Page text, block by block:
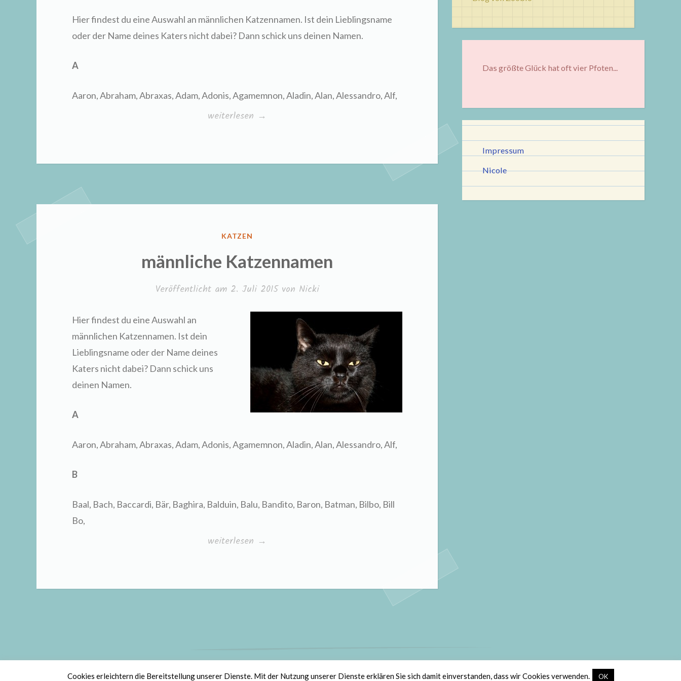
Hier findest du eine Auswahl an männlichen Katzennamen. Ist dein Lieblingsname
oder der Name deines Katers nicht dabei? Dann schick uns deinen Namen.
A
Aaron, Abraham, Abraxas, Adam, Adonis, Agamemnon, Aladin, Alan, Alessandro, Alf,
„männliche
weiterlesen →
VERÖFFENTLICHT
KATZEN
männliche Katzennamen
Veröffentlicht am 2. Juli 2015von Nicki
Hier findest du eine Auswahl an
männlichen Katzennamen. Ist dein
Lieblingsname oder der Name deines
Katers nicht dabei? Dann schick uns
deinen Namen.
A
Aaron, Abraham, Abraxas, Adam, Adonis, Agamemnon, Aladin, Alan, Alessandro, Alf,
B
Baal, Bach, Baccardi, Bär, Baghira, Balduin, Balu, Bandito, Baron, Batman, Bilbo, Bill
Bo,
„männliche
weiterlesen →
Das größte Glück hat oft vier Pfoten...
Impressum
Nicole
Cookies erleichtern die Bereitstellung unserer Dienste. Mit der Nutzung unserer Dienste erklären Sie sich damit einverstanden, dass wir Cookies verwenden. OK